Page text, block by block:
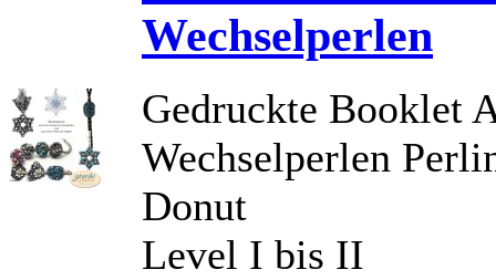
Wechselperlen
Gedruckte Booklet
Wechselperlen
Donut
Level I bis II